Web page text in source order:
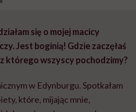
się o mojej macicy
Jest boginią! Gdzie zaczęłaś
którego wszyscy pochodzimy?
w Edynburgu. Spotkałam
które, mijając mnie,